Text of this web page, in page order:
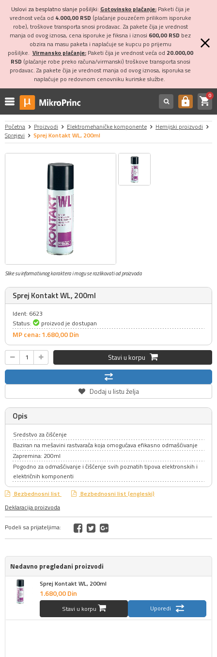
Uslovi za besplatno slanje pošiljki: Gotovinsko plaćanje:Paketi čija je
vrednost veća od 4.000,00 RSD (plaćanje pouzećem prilikom isporuke
robe), troškove transporta snosi prodavac. Za pakete čija je vrednost
manja od ovog iznosa, cena isporuke je fiksna i iznosi 600,00 RSD bez
obzira na masu paketa i naplaćuje se kupcu po prijemu
pošiljke. Virmansko plaćanje:Paketi čija je vrednost veća od 20.000,00
RSD (plaćanje robe preko računa/virmanski) troškove transporta snosi
prodavac. Za pakete čija je vrednost manja od ovog iznosa, isporuka se
naplaćuje po redovnom cenovniku kurirske službe.
https shopping_cart0
Početna Proizvodi Elektromehaničke komponente
Hemijski proizvodi
Sprejevi
Sprej Kontakt WL, 200ml
Slike su informativnog karaktera i mogu se razlikovati od proizvoda
Sprej Kontakt WL, 200ml
Ident: 6623
Status:
proizvod je dostupan
MP cena: 1.680,00Din
Stavi u korpu
Dodaj u listu želja
Opis
Sredstvo za čišćenje
Baziran na mešavini rastvarača koja omogućava efikasno odmašćivanje
Zapremina: 200ml
Pogodno za odmašćivanje i čišćenje svih poznatih tipova elektronskih i
električnih komponenti
Bezbednosni list
Bezbednosni list (engleski)
Deklaracija proizvoda
Podeli sa prijateljima:
Nedavno pregledani proizvodi
Sprej Kontakt WL, 200ml
1.680,00Din
Stavi u korpu Uporedi